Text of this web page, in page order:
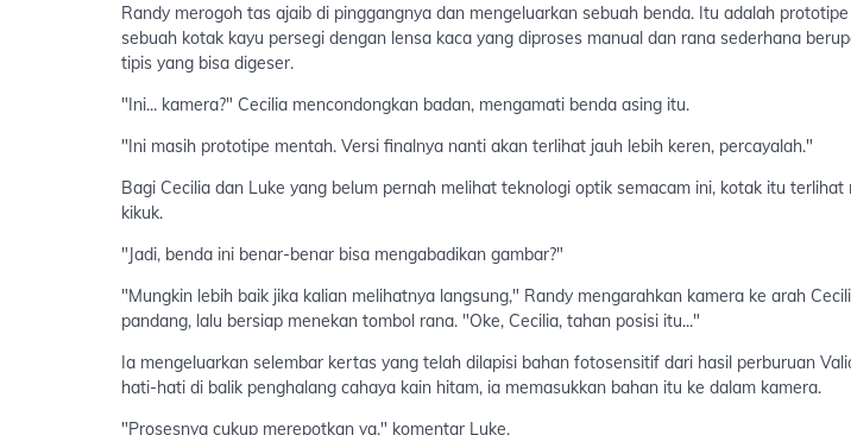
Randy merogoh tas ajaib di pinggangnya dan mengeluarkan sebuah benda. Itu adalah
sebuah kotak kayu persegi dengan lensa kaca yang diproses manual dan rana sederhana
tipis yang bisa digeser.
"Ini... kamera?" Cecilia mencondongkan badan, mengamati benda asing itu.
"Ini masih prototipe mentah. Versi finalnya nanti akan terlihat jauh lebih keren, percayalah."
Bagi Cecilia dan Luke yang belum pernah melihat teknologi optik semacam ini, kotak itu terlihat
kikuk.
"Jadi, benda ini benar-benar bisa mengabadikan gambar?"
"Mungkin lebih baik jika kalian melihatnya langsung," Randy mengarahkan kamera ke arah
pandang, lalu bersiap menekan tombol rana. "Oke, Cecilia, tahan posisi itu..."
Ia mengeluarkan selembar kertas yang telah dilapisi bahan fotosensitif dari hasil perburuan
hati-hati di balik penghalang cahaya kain hitam, ia memasukkan bahan itu ke dalam kamera.
"Prosesnya cukup merepotkan ya," komentar Luke.